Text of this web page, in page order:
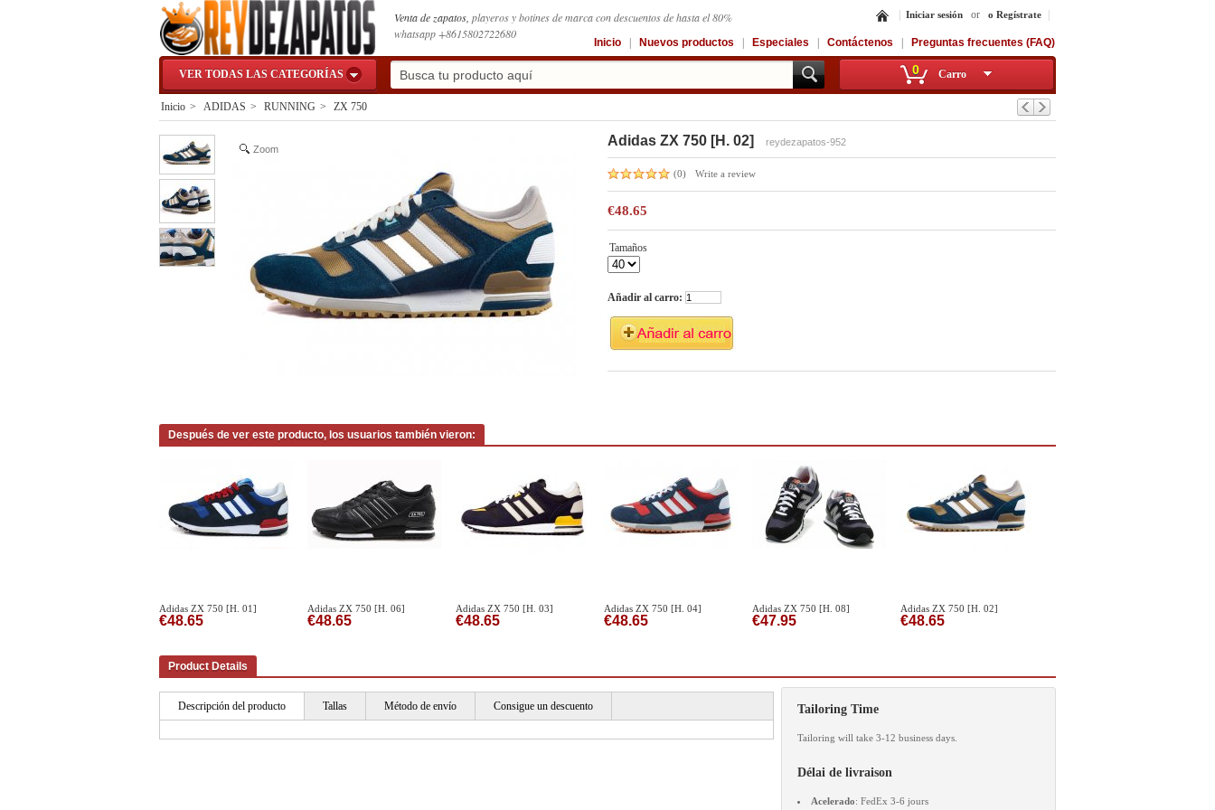
Venta de zapatos, playeros y botines de marca con descuentos de hasta el 80%
whatsapp +8615802722680
Iniciar sesión or o Regístrate
Inicio Nuevos productos Especiales Contáctenos Preguntas frecuentes (FAQ)
VER TODAS LAS CATEGORÍAS 0 Carro
Inicio > ADIDAS > RUNNING > ZX 750
Zoom
Adidas ZX 750 [H. 02] reydezapatos-952
(0) Write a review
€48.65
Tamaños
Añadir al carro:
Después de ver este producto, los usuarios también vieron:
Adidas ZX 750 [H. 01]
€48.65
Adidas ZX 750 [H. 06]
€48.65
Adidas ZX 750 [H. 03]
€48.65
Adidas ZX 750 [H. 04]
€48.65
Adidas ZX 750 [H. 08]
€47.95
Adidas ZX 750 [H. 02]
€48.65
Product Details
Descripción del producto Tallas Método de envío Consigue un descuento Tailoring Time
Tailoring will take 3-12 business days.
Délai de livraison
Acelerado: FedEx 3-6 jours